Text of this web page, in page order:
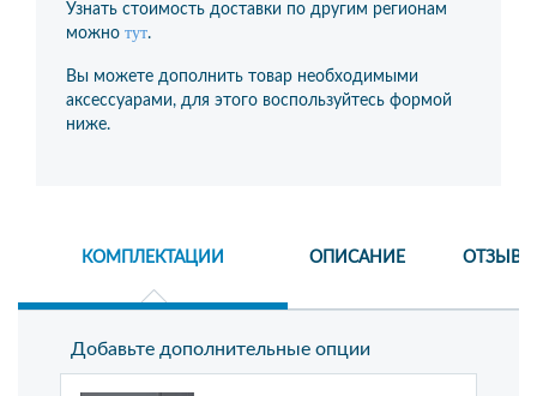
Узнать стоимость доставки по другим регионам
можно тут.
Вы можете дополнить товар необходимыми
аксессуарами, для этого воспользуйтесь формой
ниже.
КОМПЛЕКТАЦИИ ОПИСАНИЕ ОТЗЫВЫ
Добавьте дополнительные опции